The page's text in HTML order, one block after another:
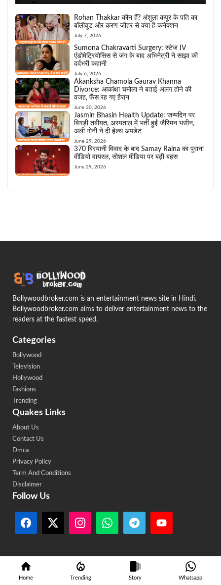
Home Trending Story Whatsapp
Rohan Thakkar कौन हैं? अंशुला कपूर के पति का
बॉलीवुड और करण जौहर से क्या है कनेक्शन
July 7, 2026
Sumona Chakravarti Surgery: स्टेज IV
एंडोमेट्रियोसिस से जंग के बाद अभिनेत्री ने साझा की
दर्दभरी कहानी
July 6, 2026
Akanksha Chamola Gaurav Khanna
Divorce: आकांक्षा चमोला ने बताई अलग होने की
वजह, फैंस रह गए हैरान
June 30, 2026
Jasmin Bhasin Health Update: जन्मदिन पर
बिगड़ी तबीयत, अस्पताल में भर्ती हुईं जैस्मिन भसीन,
अली गोनी ने दी हेल्थ अपडेट
June 29, 2026
370 बिरयानी विवाद के बाद Samay Raina का पुराना
वीडियो वायरल, सोशल मीडिया पर बढ़ी बहस
June 29, 2026
Bollywoodbroker.com is an entertainment news site in Hindi.
Bollywoodbroker.com aims to deliver entertainment news to the
readers at the fastest speed.
Categories
Bollywood
Television
Hollywood
Fashions
Trending
Quakes Links
About Us
Contact Us
Dmca
Privacy Policy
Term And Conditions
Disclaimer
Follow Us
© 2024Bollywoodbroker.com • All rights reserved